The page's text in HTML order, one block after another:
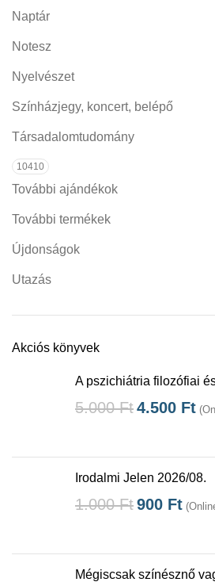
Naptár
Notesz
Nyelvészet
Színházjegy, koncert, belépő
Társadalomtudomány
10410
További ajándékok
További termékek
Újdonságok
Utazás
Akciós könyvek
A pszichiátria filozófiai
5.000Ft4.500 Ft
Irodalmi Jelen 2026/08.
1.000Ft900 Ft
Mégiscsak színésznő